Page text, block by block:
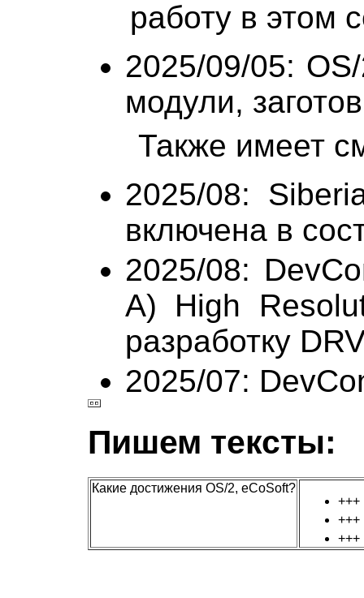
работу в этом
2025/09/05:
модули,
Также имеет
2025/08:
включена в
2025/08:
A) High
разработку
2025/07:
Пишем тексты:
Какие достижения OS/2, eCoSoft?
+++
+++
+++